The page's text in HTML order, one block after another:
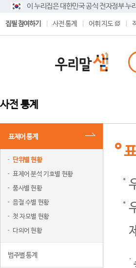
이 누리집은 대한민국 공식 전자정부 누
집필 참여하기 사전 통계 어휘 지도
사전 통계
표제어 통계
단위별 현황
표제어 분석 기호별 현황
품사별 현황
음절 수별 현황
첫 자모별 현황
다의어 현황
범주별 통계